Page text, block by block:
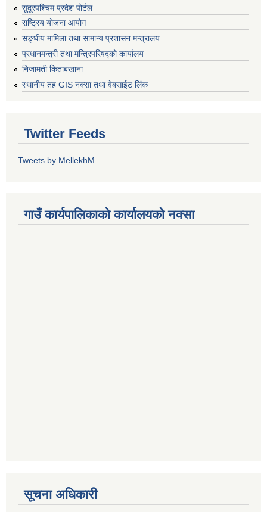
सुदूरपश्चिम प्रदेश पोर्टल
राष्ट्रिय योजना आयोग
सङ्‍घीय मामिला तथा सामान्य प्रशासन मन्त्रालय
प्रधानमन्त्री तथा मन्त्रिपरिषद्को कार्यालय
निजामती किताबखाना
स्थानीय तह GIS नक्सा तथा वेबसाईट लिंक
Twitter Feeds
Tweets by MellekhM
गाउँ कार्यपालिकाको कार्यालयको नक्सा
सूचना अधिकारी